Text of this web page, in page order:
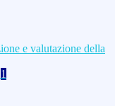
e valutazione della
1